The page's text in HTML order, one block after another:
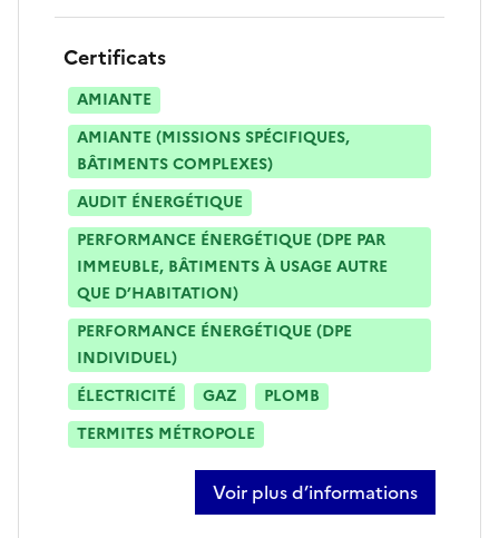
Certificats
AMIANTE
AMIANTE (MISSIONS SPÉCIFIQUES,
BÂTIMENTS COMPLEXES)
AUDIT ÉNERGÉTIQUE
PERFORMANCE ÉNERGÉTIQUE (DPE PAR
IMMEUBLE, BÂTIMENTS À USAGE AUTRE
QUE D’HABITATION)
PERFORMANCE ÉNERGÉTIQUE (DPE
INDIVIDUEL)
ÉLECTRICITÉ
GAZ
PLOMB
TERMITES MÉTROPOLE
Voir plus d’informations
sur mickael gamba